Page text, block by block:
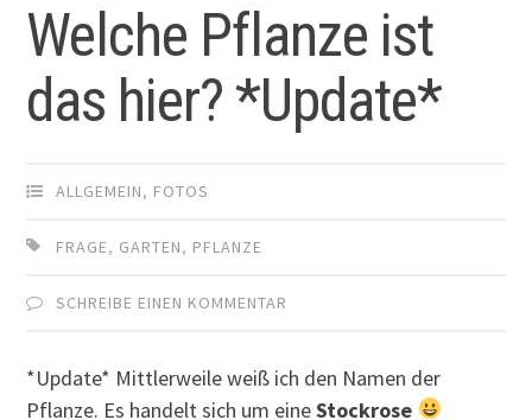
Welche Pflanze ist
das hier? *Update*
ALLGEMEIN, FOTOS
FRAGE, GARTEN, PFLANZE
SCHREIBE EINEN KOMMENTAR
*Update* Mittlerweile weiß ich den Namen der
Pflanze. Es handelt sich um eineStockrose